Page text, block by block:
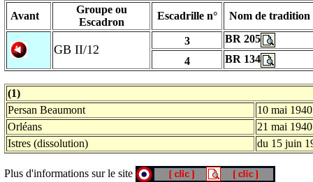
Avant
Groupe ou
Escadron
Escadrille n° Nom de tradition
GB II/12
3
BR 205
4
BR 134
(1)
Persan Beaumont
10 mai 1940
Orléans
21 mai 1940
Istres (dissolution)
du 15 juin
Plus d'informations sur le site